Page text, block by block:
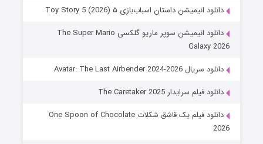
دانلود انیمیشن داستان اسباب‌بازی ۵ Toy Story 5 (2026)
دانلود انیمیشن سوپر ماریو گلکسی The Super Mario
Galaxy 2026
دانلود سریال Avatar: The Last Airbender 2024-2026
دانلود فیلم سرایدار The Caretaker 2025
دانلود فیلم یک قاشق شکلات One Spoon of Chocolate
2026